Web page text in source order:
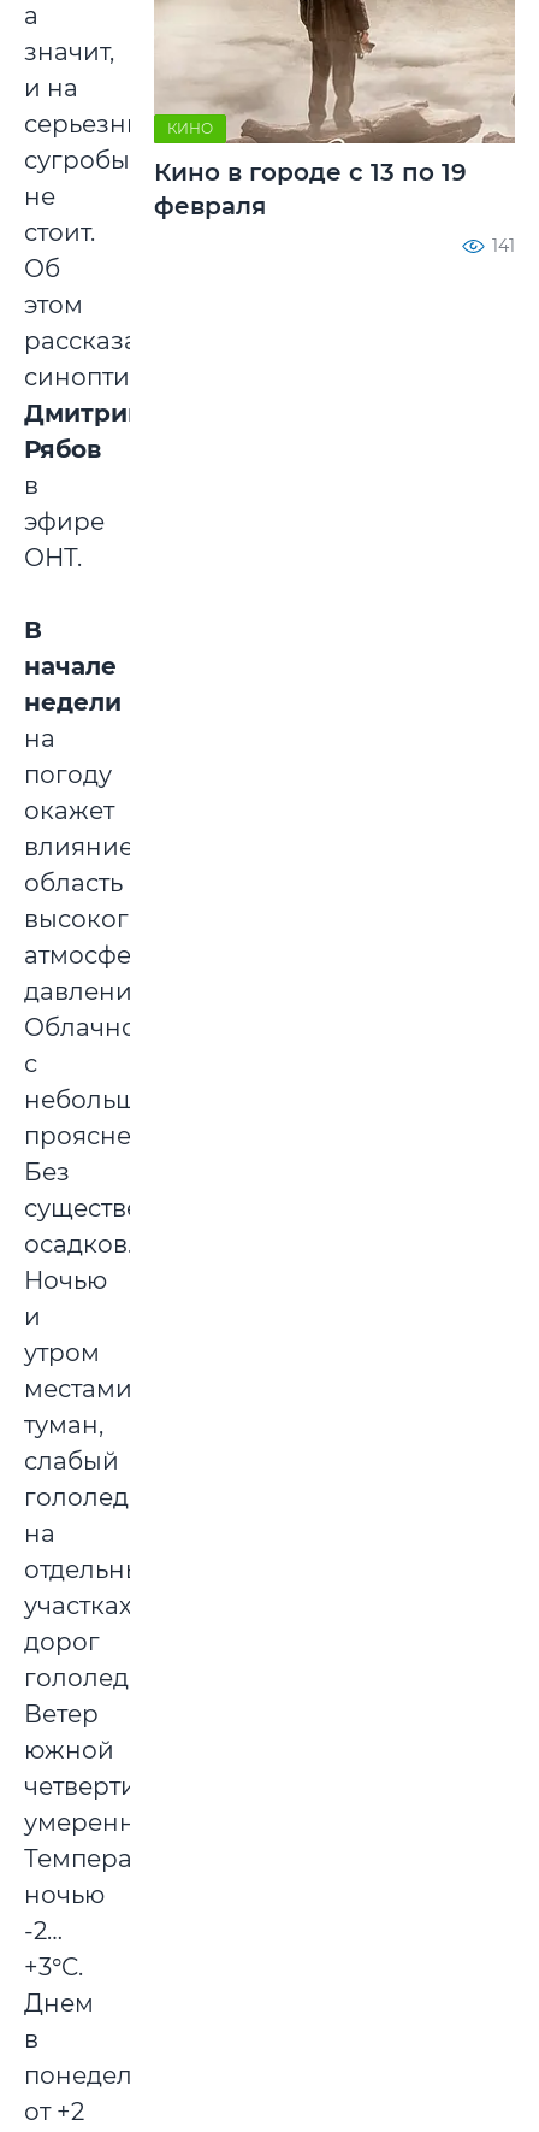
а
значит,
и на
серьезные
сугробы,
не
стоит.
Об
этом
рассказал
синоптик
Дмитрий
Рябов
в
эфире
ОНТ.
В
начале
недели
на
погоду
окажет
влияние
область
высокого
атмосферного
давления.
Облачно
с
небольшими
прояснениями.
Без
существенных
осадков.
Ночью
и
утром
местами
туман,
слабый
гололед,
на
отдельных
участках
дорог
гололедица.
Ветер
южной
четверти,
умеренный.
Температура
ночью
-2…
+3°C.
Днем
в
понедельник
от +2
КИНО
Кино в городе с 13 по 19
февраля
141